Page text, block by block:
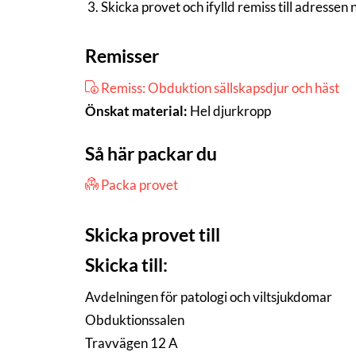
Skicka provet och ifylld remiss till adressen
Remisser
Remiss: Obduktion sällskapsdjur och häst
Önskat material: Hel djurkropp
Så här packar du
Packa provet
Skicka provet till
Skicka till:
Avdelningen för patologi och viltsjukdomar
Obduktionssalen
Travvägen 12 A